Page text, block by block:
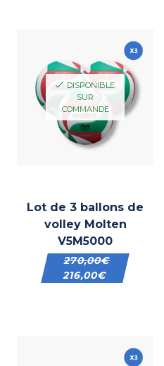
DISPONIBLE
SUR
COMMANDE
Lot de 3 ballons de
volley Molten
V5M5000
270,00€
216,00€